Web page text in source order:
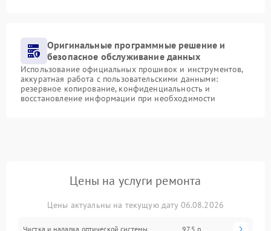
Оригинальные программные решение и
безопасное обслуживание данных
Использование официальных прошивок и инструментов,
аккуратная работа с пользовательскими данными:
резервное копирование, конфиденциальность и
восстановление информации при необходимости
Цены на услуги ремонта
Цены актуальны на текущую дату 06.08.2026
Чистка и наладка оптической системы 975 р